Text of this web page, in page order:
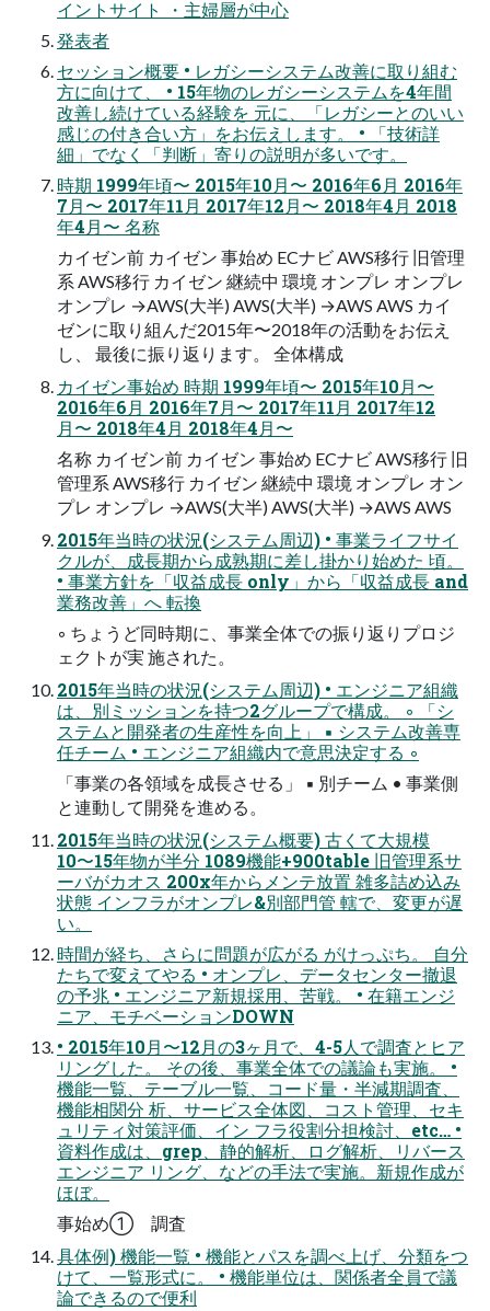
イントサイト ・主婦層が中心
発表者
セッション概要 • レガシーシステム改善に取り組む
方に向けて、 • 15年物のレガシーシステムを4年間
改善し続けている経験を 元に、「レガシーとのいい
感じの付き合い方」をお伝えします。 • 「技術詳
細」でなく「判断」寄りの説明が多いです。
時期 1999年頃〜 2015年10月〜 2016年6月 2016年
7月〜 2017年11月 2017年12月〜 2018年4月 2018
年4月〜 名称
カイゼン前 カイゼン 事始め ECナビ AWS移行 旧管理
系 AWS移行 カイゼン 継続中 環境 オンプレ オンプレ
オンプレ →AWS(大半) AWS(大半) →AWS AWS カイ
ゼンに取り組んだ2015年〜2018年の活動をお伝え
し、 最後に振り返ります。 全体構成
カイゼン事始め 時期 1999年頃〜 2015年10月〜
2016年6月 2016年7月〜 2017年11月 2017年12
月〜 2018年4月 2018年4月〜
名称 カイゼン前 カイゼン 事始め ECナビ AWS移行 旧
管理系 AWS移行 カイゼン 継続中 環境 オンプレ オン
プレ オンプレ →AWS(大半) AWS(大半) →AWS AWS
2015年当時の状況(システム周辺) • 事業ライフサイ
クルが、成長期から成熟期に差し掛かり始めた 頃。
• 事業方針を「収益成長 only」から「収益成長 and
業務改善」へ 転換
◦ ちょうど同時期に、事業全体での振り返りプロジ
ェクトが実 施された。
2015年当時の状況(システム周辺) • エンジニア組織
は、別ミッションを持つ2グループで構成。 ◦ 「シ
ステムと開発者の生産性を向上」 ▪ システム改善専
任チーム • エンジニア組織内で意思決定する ◦
「事業の各領域を成長させる」 ▪ 別チーム • 事業側
と連動して開発を進める。
2015年当時の状況(システム概要) 古くて大規模
10〜15年物が半分 1089機能+900table 旧管理系サ
ーバがカオス 200x年からメンテ放置 雑多詰め込み
状態 インフラがオンプレ&別部門管 轄で、変更が遅
い。
時間が経ち、さらに問題が広がる がけっぷち。 自分
たちで変えてやる • オンプレ、データセンター撤退
の予兆 • エンジニア新規採用、苦戦。 • 在籍エンジ
ニア、モチベーションDOWN
• 2015年10月〜12月の3ヶ月で、4-5人で調査とヒア
リングした。 その後、事業全体での議論も実施。 •
機能一覧、テーブル一覧、コード量・半減期調査、
機能相関分 析、サービス全体図、コスト管理、セキ
ュリティ対策評価、イン フラ役割分担検討、etc… •
資料作成は、grep、静的解析、ログ解析、リバース
エンジニア リング、などの手法で実施。新規作成が
ほぼ。
事始め① 調査
具体例) 機能一覧 • 機能とパスを調べ上げ、分類をつ
けて、一覧形式に。 • 機能単位は、関係者全員で議
論できるので便利